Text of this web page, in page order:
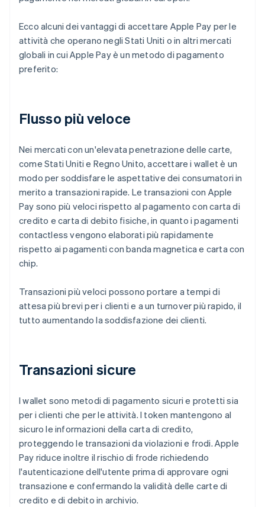
Ecco alcuni dei vantaggi di accettare Apple Pay per le
attività che operano negli Stati Uniti o in altri mercati
globali in cui Apple Pay è un metodo di pagamento
preferito:
Flusso più veloce
Nei mercati con un'elevata penetrazione delle carte,
come Stati Uniti e Regno Unito, accettare i wallet è un
modo per soddisfare le aspettative dei consumatori in
merito a transazioni rapide. Le transazioni con Apple
Pay sono più veloci rispetto al pagamento con carta di
credito e carta di debito fisiche, in quanto i pagamenti
contactless vengono elaborati più rapidamente
rispetto ai pagamenti con banda magnetica e carta con
chip.
Transazioni più veloci possono portare a tempi di
attesa più brevi per i clienti e a un turnover più rapido, il
tutto aumentando la soddisfazione dei clienti.
Transazioni sicure
I wallet sono metodi di pagamento sicuri e protetti sia
per i clienti che per le attività. I token mantengono al
sicuro le informazioni della carta di credito,
proteggendo le transazioni da violazioni e frodi. Apple
Pay riduce inoltre il rischio di frode richiedendo
l'autenticazione dell'utente prima di approvare ogni
transazione e confermando la validità delle carte di
credito e di debito in archivio.